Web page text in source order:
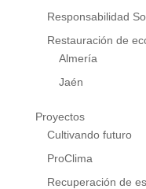
Responsabilidad
Restauración de
Almería
Jaén
Proyectos
Cultivando futuro
ProClima
Recuperación de